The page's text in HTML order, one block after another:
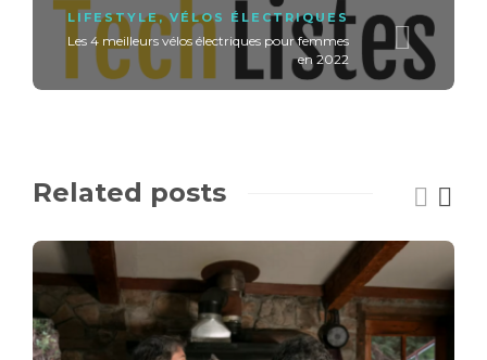
LIFESTYLE,VÉLOS ÉLECTRIQUES
Les 4 meilleurs vélos électriques pour femmes
en 2022
Related posts